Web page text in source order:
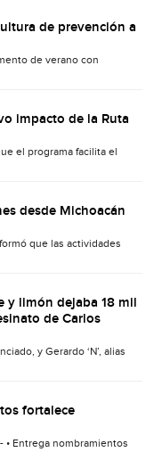
de prevención a
de verano con
impacto de la Ruta
el programa facilita el
desde Michoacán
que las actividades
y limón dejaba 18 mil
de Carlos
y Gerardo ‘N’, alias
fortalece
Entrega nombramientos